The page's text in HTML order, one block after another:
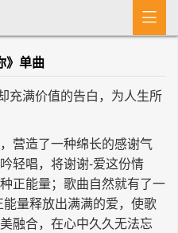
首 页
MV
新闻
艺人介绍
专辑
收歌

》单曲
充满价值的告白，为人生所
营造了一种绵长的感谢气
轻唱，将谢谢-爱这份情
正能量；歌曲自然就有了一
量释放出满满的爱，使歌
融合，在心中久久无法忘